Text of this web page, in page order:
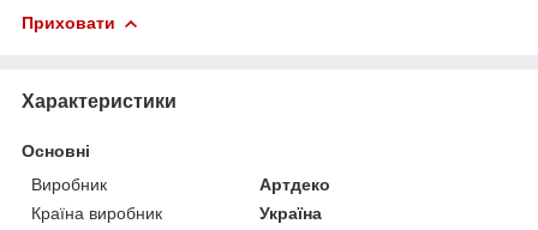
Приховати
Характеристики
Основні
Виробник
Артдеко
Країна виробник
Україна